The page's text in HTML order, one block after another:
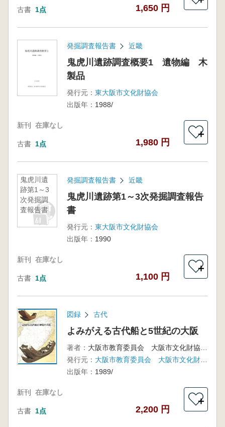
古書 1点 1,650 円
発掘調査報告書 近畿
鬼虎川遺跡調査概要1 遺物編 木
製品
発行元： 東大阪市文化財協会
出版年： 1988/
新刊 在庫なし
古書 1点 1,980 円
＋
鬼虎川遺
跡第1～3
次発掘調
査報告書
発掘調査報告書 近畿
鬼虎川遺跡第1～3次発掘調査報告
書
発行元： 東大阪市文化財協会
出版年： 1990
新刊 在庫なし
古書 1点 1,100 円
＋
図録 古代
よみがえる古代船と5世紀の大阪
著者：
発行元：
大阪市教育委員会 大阪市文化財協会
出版年： 1989/
新刊 在庫なし
古書 1点 2,200 円
＋